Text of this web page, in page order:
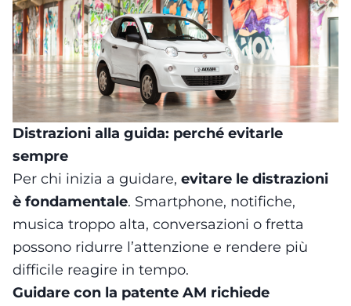
Distrazioni alla guida: perché evitarle
sempre
Per chi inizia a guidare, evitare le distrazioni
è fondamentale. Smartphone, notifiche,
musica troppo alta, conversazioni o fretta
possono ridurre l’attenzione e rendere più
difficile reagire in tempo.
Guidare con la patente AM richiede